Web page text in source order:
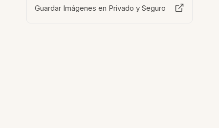
Guardar Imágenes en Privado y Seguro